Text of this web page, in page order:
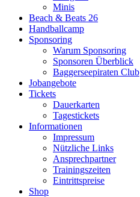
Minis
Beach & Beats 26
Handballcamp
Sponsoring
Warum Sponsoring
Sponsoren Überblick
Baggerseepiraten Club
Jobangebote
Tickets
Dauerkarten
Tagestickets
Informationen
Impressum
Nützliche Links
Ansprechpartner
Trainingszeiten
Eintrittspreise
Shop